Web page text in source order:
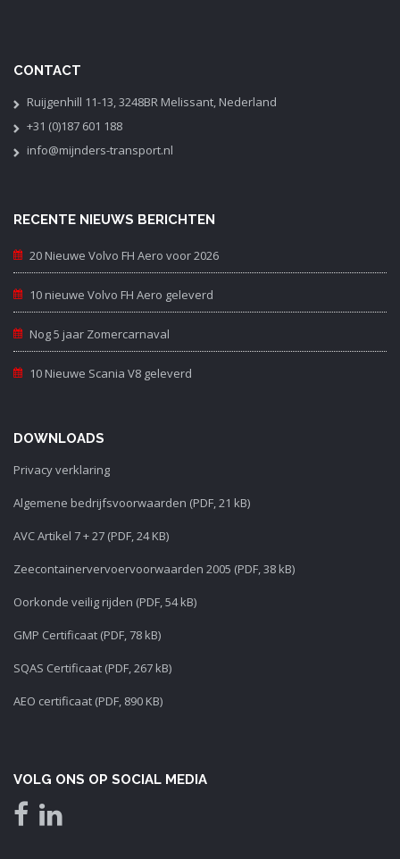
CONTACT
Ruijgenhill 11-13, 3248BR Melissant, Nederland
+31 (0)187 601 188
info@mijnders-transport.nl
RECENTE NIEUWS BERICHTEN
20 Nieuwe Volvo FH Aero voor 2026
10 nieuwe Volvo FH Aero geleverd
Nog 5 jaar Zomercarnaval
10 Nieuwe Scania V8 geleverd
DOWNLOADS
Privacy verklaring
Algemene bedrijfsvoorwaarden (PDF, 21 kB)
AVC Artikel 7 + 27 (PDF, 24 KB)
Zeecontainervervoervoorwaarden 2005 (PDF, 38 kB)
Oorkonde veilig rijden (PDF, 54 kB)
GMP Certificaat (PDF, 78 kB)
SQAS Certificaat (PDF, 267 kB)
AEO certificaat (PDF, 890 KB)
VOLG ONS OP SOCIAL MEDIA